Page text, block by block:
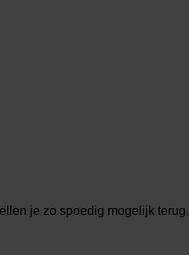
je zo spoedig mogelijk terug.